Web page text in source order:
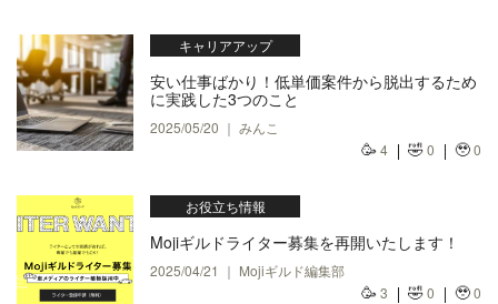
キャリアアップ
安い仕事ばかり！低単価案件から脱出するため
に実践した3つのこと
2025/05/20 ｜ みんこ
🥳 4 🤣0 🥹0
お役立ち情報
Mojiギルドライター募集を再開いたします！
2025/04/21 ｜ Mojiギルド編集部
🥳 3 🤣0 🥹0